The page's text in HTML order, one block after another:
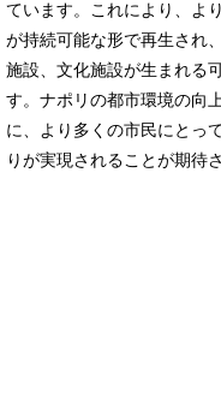
ています。これにより、よ
が持続可能な形で再生され
施設、文化施設が生まれる
す。ナポリの都市環境の向
に、より多くの市民にとっ
りが実現されることが期待